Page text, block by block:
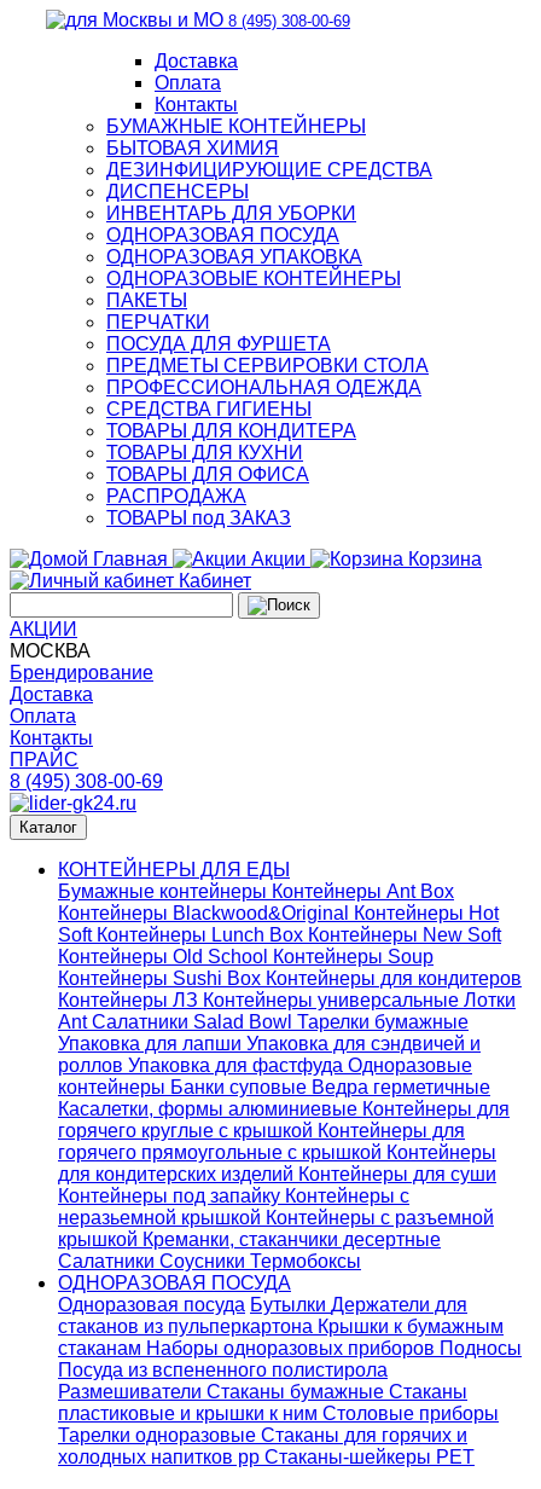
8 (495) 308-00-69
Доставка
Оплата
Контакты
БУМАЖНЫЕ КОНТЕЙНЕРЫ
БЫТОВАЯ ХИМИЯ
ДЕЗИНФИЦИРУЮЩИЕ СРЕДСТВА
ДИСПЕНСЕРЫ
ИНВЕНТАРЬ ДЛЯ УБОРКИ
ОДНОРАЗОВАЯ ПОСУДА
ОДНОРАЗОВАЯ УПАКОВКА
ОДНОРАЗОВЫЕ КОНТЕЙНЕРЫ
ПАКЕТЫ
ПЕРЧАТКИ
ПОСУДА ДЛЯ ФУРШЕТА
ПРЕДМЕТЫ СЕРВИРОВКИ СТОЛА
ПРОФЕССИОНАЛЬНАЯ ОДЕЖДА
СРЕДСТВА ГИГИЕНЫ
ТОВАРЫ ДЛЯ КОНДИТЕРА
ТОВАРЫ ДЛЯ КУХНИ
ТОВАРЫ ДЛЯ ОФИСА
РАСПРОДАЖА
ТОВАРЫ под ЗАКАЗ
Главная
Акции
Корзина
Кабинет
АКЦИИ
МОСКВА
Брендирование
Доставка
Оплата
Контакты
ПРАЙС
8 (495) 308-00-69
Каталог
КОНТЕЙНЕРЫ ДЛЯ ЕДЫ
Бумажные контейнеры Контейнеры Ant Box
Контейнеры Blackwood&Original
Контейнеры Hot
Soft Контейнеры Lunch Box Контейнеры New Soft
Контейнеры Old School Контейнеры Soup
Контейнеры Sushi Box Контейнеры для кондитеров
Контейнеры ЛЗ Контейнеры универсальные Лотки
AntСалатники Salad Bowl Тарелки бумажные
Упаковка для лапши Упаковка для сэндвичей и
роллов Упаковка для фастфуда Одноразовые
контейнеры Банки суповые Ведра герметичные
Касалетки, формы алюминиевые Контейнеры для
горячего круглые с крышкой Контейнеры для
горячего прямоугольные с крышкой Контейнеры
для кондитерских изделий Контейнеры для суши
Контейнеры под запайку Контейнеры с
неразьемной крышкой Контейнеры с разъемной
крышкой Креманки, стаканчики десертные
Салатники Соусники Термобоксы
ОДНОРАЗОВАЯ ПОСУДА
Одноразовая посуда Бутылки Держатели для
стаканов из пульперкартона Крышки к бумажным
стаканам Наборы одноразовых приборов Подносы
Посуда из вспененного полистирола
Размешиватели Стаканы бумажные Стаканы
пластиковые и крышки к ним Столовые приборы
Тарелки одноразовые Стаканы для горячих и
холодных напитков pp Стаканы-шейкеры PET